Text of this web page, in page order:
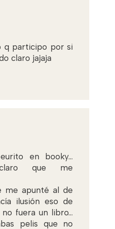
q participo por si
claro jajaja
en booky...
que me
me apunté al de
ilusión eso de
fuera un libro...
pelis que no